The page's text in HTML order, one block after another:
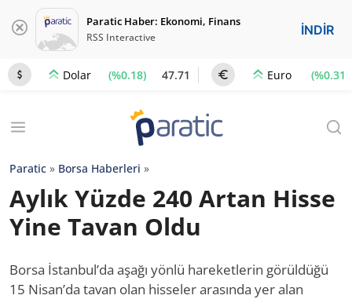
Paratic Haber: Ekonomi, Finans
RSS Interactive İNDİR
Dolar (%0.18) 47.71 Euro (%0.31)
Paratic » Borsa Haberleri »
Aylık Yüzde 240 Artan Hisse
Yine Tavan Oldu
Borsa İstanbul’da aşağı yönlü hareketlerin görüldüğü
15 Nisan’da tavan olan hisseler arasında yer alan